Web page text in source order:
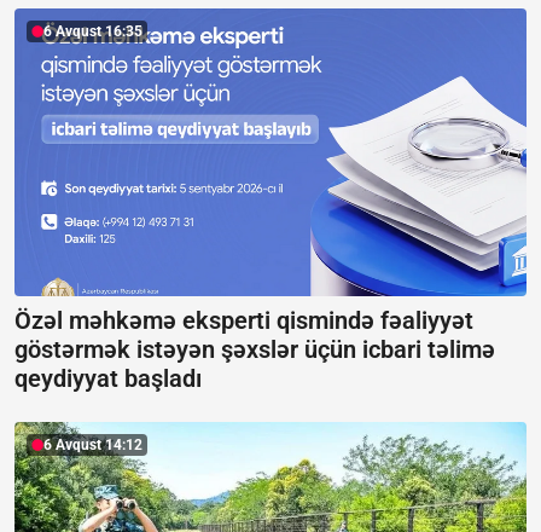
6 Avqust 16:35
Özəl məhkəmə eksperti qismində fəaliyyət
göstərmək istəyən şəxslər üçün icbari təlimə
qeydiyyat başladı
6 Avqust 14:12